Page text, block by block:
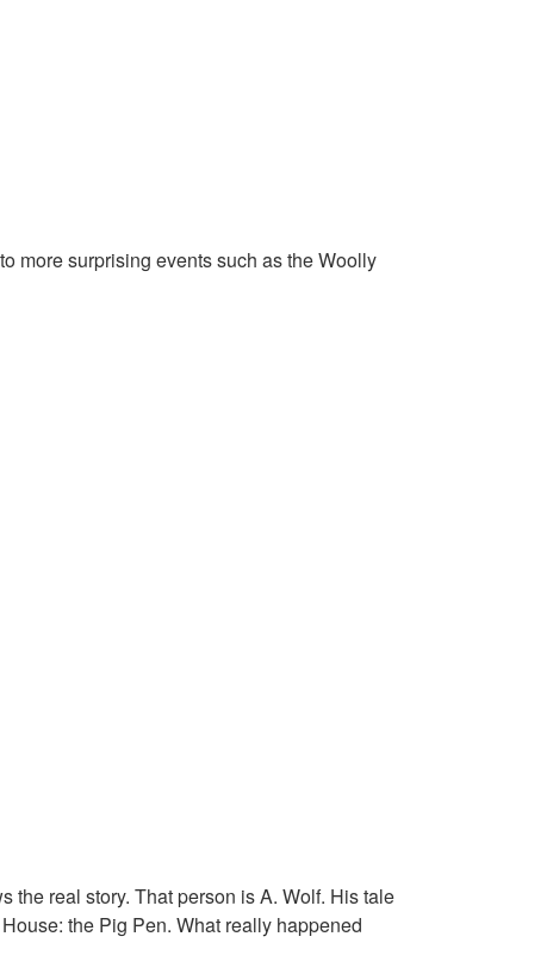
more surprising events such as the Woolly
real story. That person is A. Wolf. His tale
the Pig Pen. What really happened